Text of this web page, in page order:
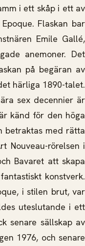
i ett skåp i ett av
Flaskan bar
Emile Gallé,
anemoner. Det
på begäran av
härliga 1890-talet.
sex decennier är
känd för den höga
betraktas med rätta
Nouveau-rörelsen i
Bavaret att skapa
konstverk.
i stilen brut, var
uteslutande i ett
senare sällskap av
1976, och senare